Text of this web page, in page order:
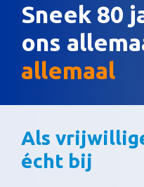
Sneek 80
ons
allemaal
Als
écht bij